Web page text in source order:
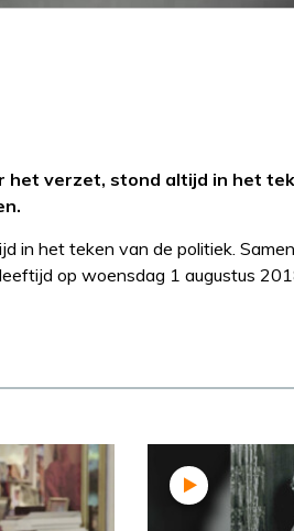
het verzet, stond altijd in het
in het teken van de politiek.
op woensdag 1 augustus